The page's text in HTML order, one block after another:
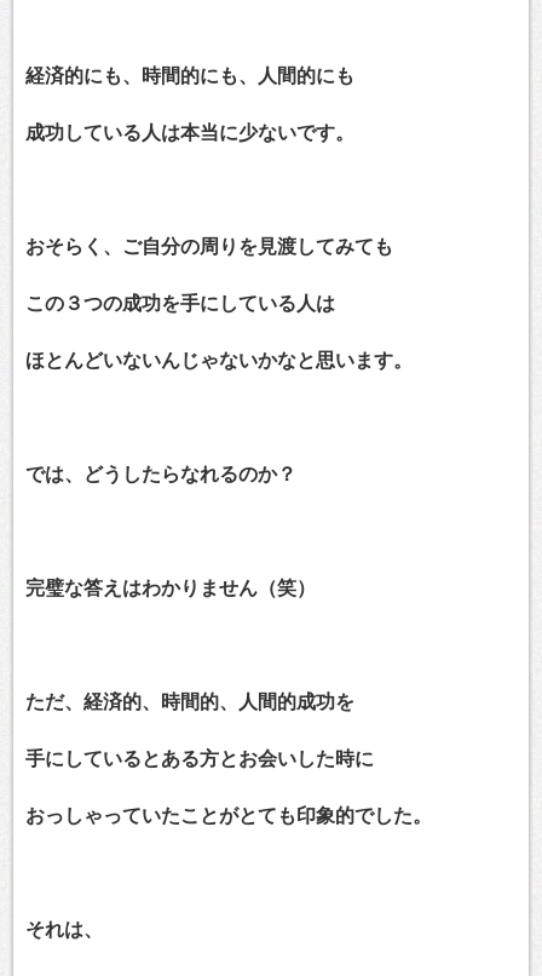
経済的にも、時間的にも、人間的にも
成功している人は本当に少ないです。
おそらく、ご自分の周りを見渡してみても
この３つの成功を手にしている人は
ほとんどいないんじゃないかなと思います。
では、どうしたらなれるのか？
完璧な答えはわかりません（笑）
ただ、経済的、時間的、人間的成功を
手にしているとある方とお会いした時に
おっしゃっていたことがとても印象的でした。
それは、